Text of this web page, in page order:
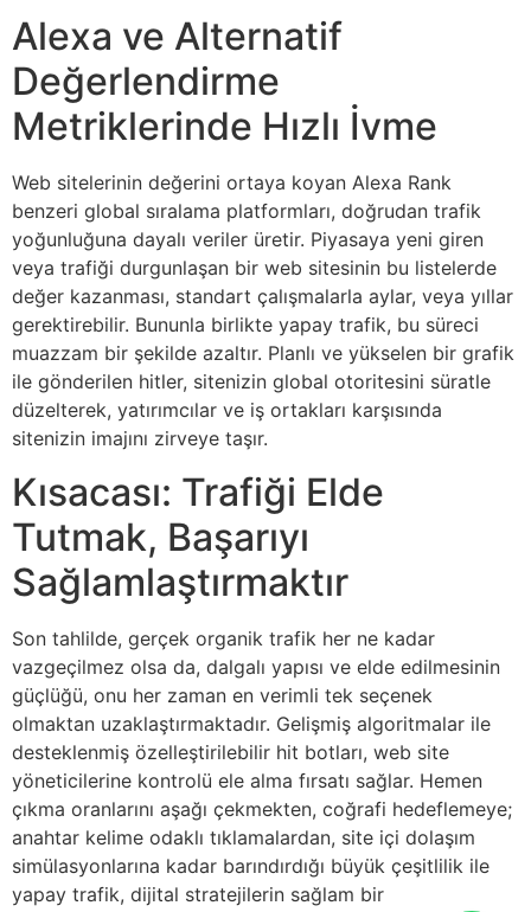
Alexa ve Alternatif
Değerlendirme
Metriklerinde Hızlı İvme
Web sitelerinin değerini ortaya koyan Alexa Rank
benzeri global sıralama platformları, doğrudan trafik
yoğunluğuna dayalı veriler üretir. Piyasaya yeni giren
veya trafiği durgunlaşan bir web sitesinin bu listelerde
değer kazanması, standart çalışmalarla aylar, veya yıllar
gerektirebilir. Bununla birlikte yapay trafik, bu süreci
muazzam bir şekilde azaltır. Planlı ve yükselen bir grafik
ile gönderilen hitler, sitenizin global otoritesini süratle
düzelterek, yatırımcılar ve iş ortakları karşısında
sitenizin imajını zirveye taşır.
Kısacası: Trafiği Elde
Tutmak, Başarıyı
Sağlamlaştırmaktır
Son tahlilde, gerçek organik trafik her ne kadar
vazgeçilmez olsa da, dalgalı yapısı ve elde edilmesinin
güçlüğü, onu her zaman en verimli tek seçenek
olmaktan uzaklaştırmaktadır. Gelişmiş algoritmalar ile
desteklenmiş özelleştirilebilir hit botları, web site
yöneticilerine kontrolü ele alma fırsatı sağlar. Hemen
çıkma oranlarını aşağı çekmekten, coğrafi hedeflemeye;
anahtar kelime odaklı tıklamalardan, site içi dolaşım
simülasyonlarına kadar barındırdığı büyük çeşitlilik ile
yapay trafik, dijital stratejilerin sağlam bir